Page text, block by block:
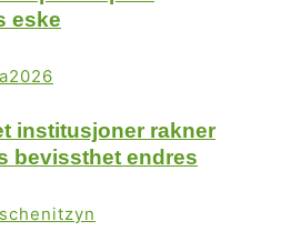
eske
institusjoner rakner
bevissthet endres